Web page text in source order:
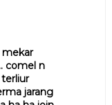
mekar
comel n
jarang